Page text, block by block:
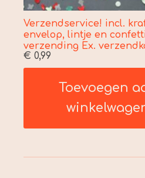
Verzendservice! incl.
envelop, lintje en
verzending Ex.
€ 0,99
Toevoegen